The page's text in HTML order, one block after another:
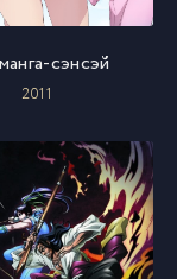
сэнсэй
2011